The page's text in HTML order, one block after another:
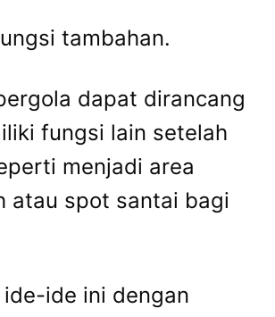
tambahan.
dapat dirancang
fungsi lain setelah
menjadi area
atau spot santai bagi
ide-ide ini dengan